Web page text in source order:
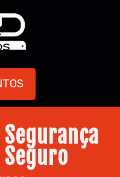
Seguro